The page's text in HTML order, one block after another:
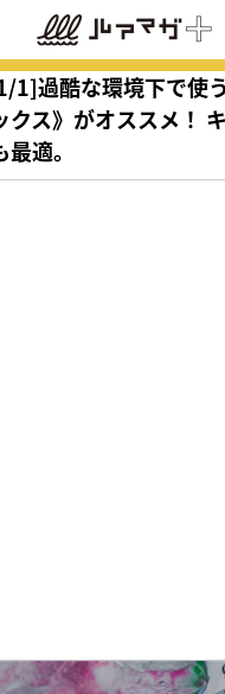
1]過酷な環境下で使
クス》がオススメ！
適。